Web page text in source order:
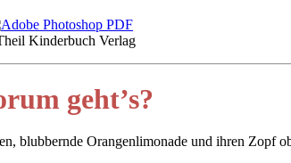
Kinderbuch Verlag
geht’s?
blubbernde Orangenlimonade und ihren Zopf